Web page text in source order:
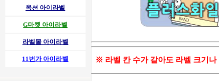
옥션 아이라벨
G마켓 아이라벨
라벨몰 아이라벨
11번가 아이라벨 ※ 라벨 칸 수가 같아도 라벨 크기나